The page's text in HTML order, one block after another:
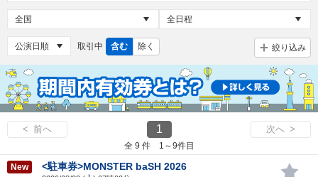
取引中 含む 除く 絞り込み
< 前へ 1 次へ >
全 9 件 1～9件目
New <駐車券>MONSTER baSH 2026